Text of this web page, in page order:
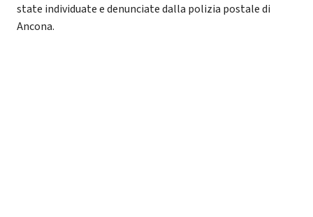
state individuate e denunciate dalla polizia postale di
Ancona.